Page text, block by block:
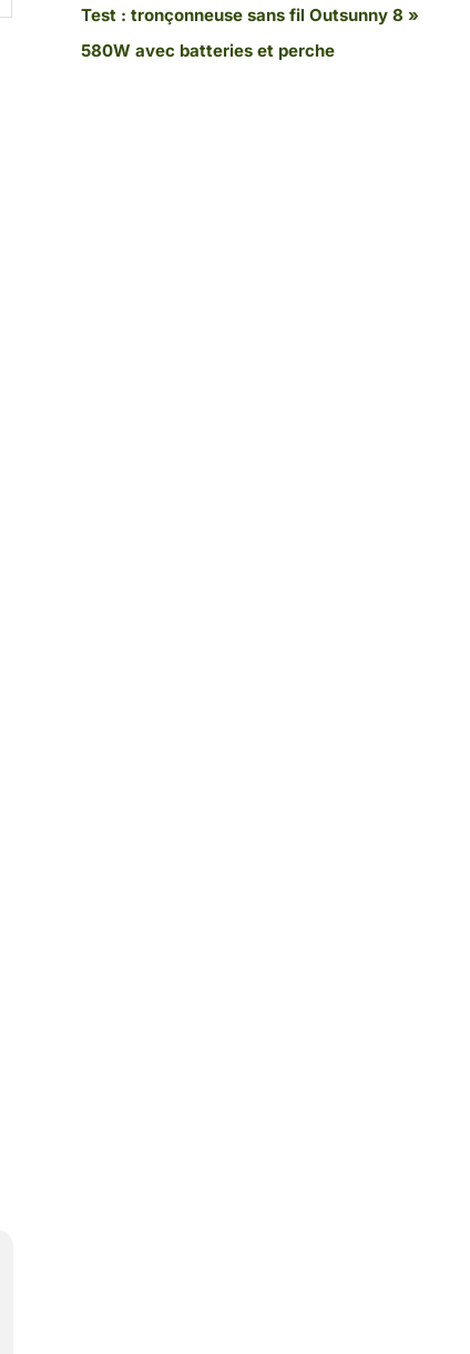
Test : tronçonneuse sans fil Outsunny 8 »
580W avec batteries et perche